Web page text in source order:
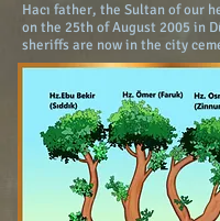
Hacı father, the Sultan of our
on the 25th of August 2005 in
sheriffs are now in the city